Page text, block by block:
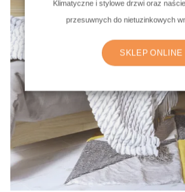
Klimatyczne i stylowe drzwi oraz
przesuwnych do nietuzinkowych
SKLEP ONLINE